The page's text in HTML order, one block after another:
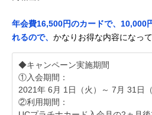
年会費16,500円のカードで、10,000
れるので、 かなりお得な内容になって
◆キャンペーン実施期間
①入会期間：
2021年 6月 1日（火）～ 7月 31日（
②利用期間：